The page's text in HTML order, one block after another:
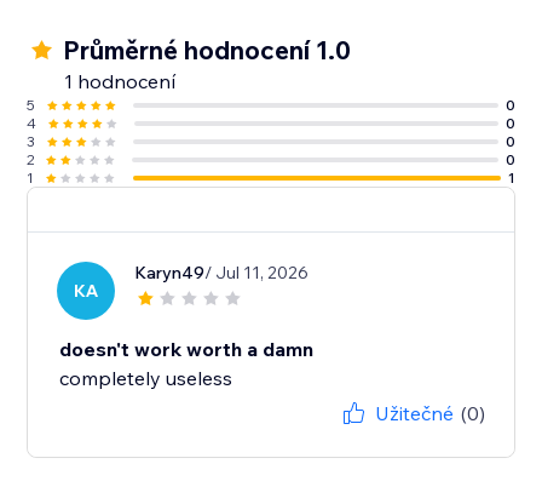
Průměrné hodnocení 1.0
1 hodnocení
5
0
4
0
3
0
2
0
1
1
KA
Karyn49/ Jul 11, 2026
doesn't work worth a damn
completely useless
Užitečné (0)